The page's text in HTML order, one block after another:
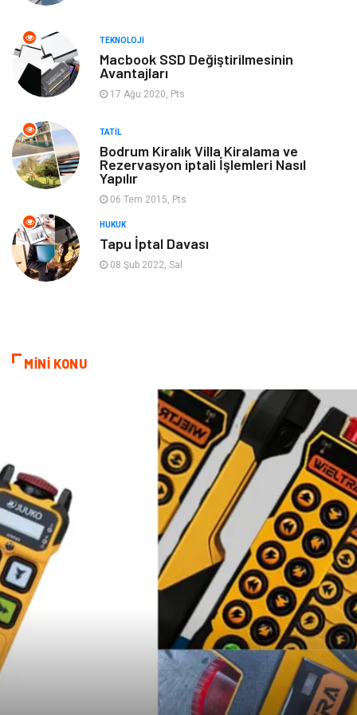
Turizm Spor Malzemeleri
Hediyelik Eşya
oyun alanları
Blogroll
Cruise
Güzellik
TEKNOLOJI
Macbook SSD Değiştirilmesinin
Avantajları
17 Ağu 2020, Pts
TATIL
Bodrum Kiralık Villa Kiralama ve
Rezervasyon iptali İşlemleri Nasıl
Yapılır
06 Tem 2015, Pts
HUKUK
Tapu İptal Davası
08 Şub 2022, Sal
MİNİ KONU